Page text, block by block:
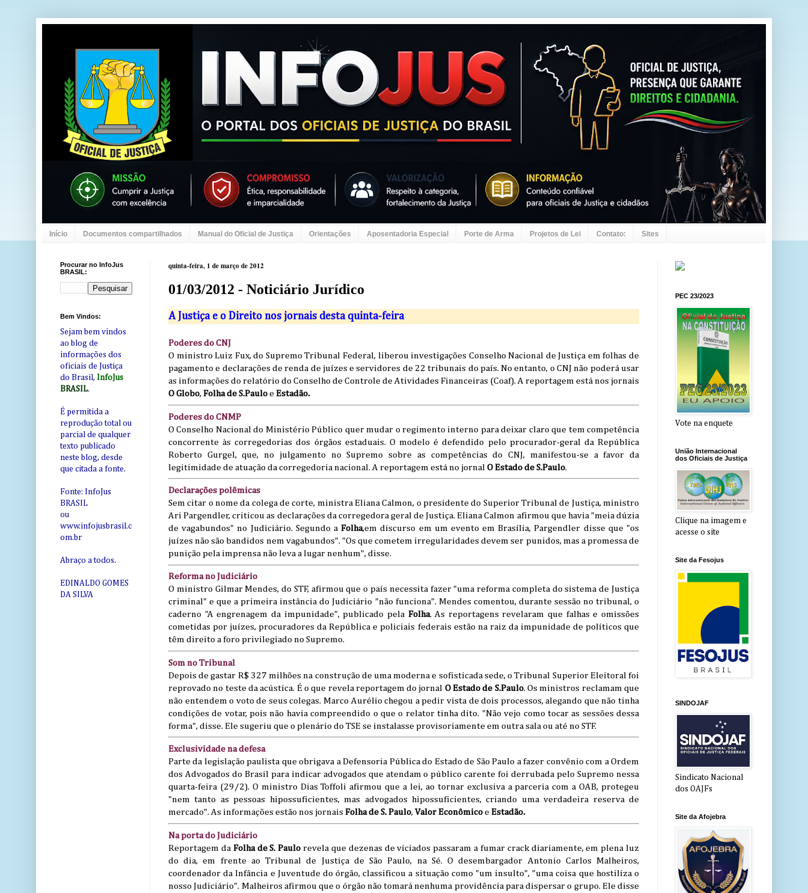
Início Documentos compartilhados Manual do Oficial de Justiça Orientações Aposentadoria Especial Porte de Arma Projetos de Lei Contato: Sites
quinta-feira, 1 de março de 2012
01/03/2012 - Noticiário Jurídico
A Justiça e o Direito nos jornais desta quinta-feira
Poderes do CNJ
O ministro Luiz Fux, do Supremo Tribunal Federal, liberou investigações Conselho Nacional de Justiça em folhas de
pagamento e declarações de renda de juízes e servidores de 22 tribunais do país. No entanto, o CNJ não poderá usar
as informações do relatório do Conselho de Controle de Atividades Financeiras (Coaf). A reportagem está nos jornais
O Globo, Folha de S.Paulo e Estadão.
Poderes do CNMP
O Conselho Nacional do Ministério Público quer mudar o regimento interno para deixar claro que tem competência
concorrente às corregedorias dos órgãos estaduais. O modelo é defendido pelo procurador-geral da República
Roberto Gurgel, que, no julgamento no Supremo sobre as competências do CNJ, manifestou-se a favor da
legitimidade de atuação da corregedoria nacional. A reportagem está no jornal O Estado de S.Paulo.
Declarações polêmicas
Sem citar o nome da colega de corte, ministra Eliana Calmon, o presidente do Superior Tribunal de Justiça, ministro
Ari Pargendler, criticou as declarações da corregedora geral de Justiça. Eliana Calmon afirmou que havia "meia dúzia
de vagabundos" no Judiciário. Segundo aFolha,em discurso em um evento em Brasília, Pargendler disse que "os
juízes não são bandidos nem vagabundos". "Os que cometem irregularidades devem ser punidos, mas a promessa de
punição pela imprensa não leva a lugar nenhum", disse.
Reforma no Judiciário
O ministro Gilmar Mendes, do STF, afirmou que o país necessita fazer "uma reforma completa do sistema de Justiça
criminal" e que a primeira instância do Judiciário "não funciona". Mendes comentou, durante sessão no tribunal, o
caderno "A engrenagem da impunidade", publicado pela Folha. As reportagens revelaram que falhas e omissões
cometidas por juízes, procuradores da República e policiais federais estão na raiz da impunidade de políticos que
têm direito a foro privilegiado no Supremo.
Som no Tribunal
Depois de gastar R$ 327 milhões na construção de uma moderna e sofisticada sede, o Tribunal Superior Eleitoral foi
reprovado no teste da acústica. É o que revela reportagem do jornal O Estado de S.Paulo. Os ministros reclamam que
não entendem o voto de seus colegas. Marco Aurélio chegou a pedir vista de dois processos, alegando que não tinha
condições de votar, pois não havia compreendido o que o relator tinha dito. "Não vejo como tocar as sessões dessa
forma", disse. Ele sugeriu que o plenário do TSE se instalasse provisoriamente em outra sala ou até no STF.
Exclusividade na defesa
Parte da legislação paulista que obrigava a Defensoria Pública do Estado de São Paulo a fazer convênio com a Ordem
dos Advogados do Brasil para indicar advogados que atendam o público carente foi derrubada pelo Supremo nessa
quarta-feira (29/2). O ministro Dias Toffoli afirmou que a lei, ao tornar exclusiva a parceria com a OAB, protegeu
"nem tanto as pessoas hipossuficientes, mas advogados hipossuficientes, criando uma verdadeira reserva de
mercado". As informações estão nos jornais Folha de S. Paulo, Valor Econômico e Estadão.
Na porta do Judiciário
Reportagem da Folha de S. Paulo revela que dezenas de viciados passaram a fumar crack diariamente, em plena luz
do dia, em frente ao Tribunal de Justiça de São Paulo, na Sé. O desembargador Antonio Carlos Malheiros,
coordenador da Infância e Juventude do órgão, classificou a situação como "um insulto", "uma coisa que hostiliza o
nosso Judiciário". Malheiros afirmou que o órgão não tomará nenhuma providência para dispersar o grupo. Ele disse
Procurar no InfoJus
BRASIL:
Bem Vindos:
Sejam bem vindos
ao blog de
informações dos
oficiais de Justiça
do Brasil, InfoJus
BRASIL.
É permitida a
reprodução total ou
parcial de qualquer
texto publicado
neste blog, desde
que citada a fonte.
Fonte: InfoJus
BRASIL
ou
www.infojusbrasil.c
om.br
Abraço a todos.
EDINALDO GOMES
DA SILVA
PEC 23/2023
Vote na enquete
União Internacional
dos Oficiais de Justiça
Clique na imagem e
acesse o site
Site da Fesojus
SINDOJAF
Sindicato Nacional
dos OAJFs
Site da Afojebra